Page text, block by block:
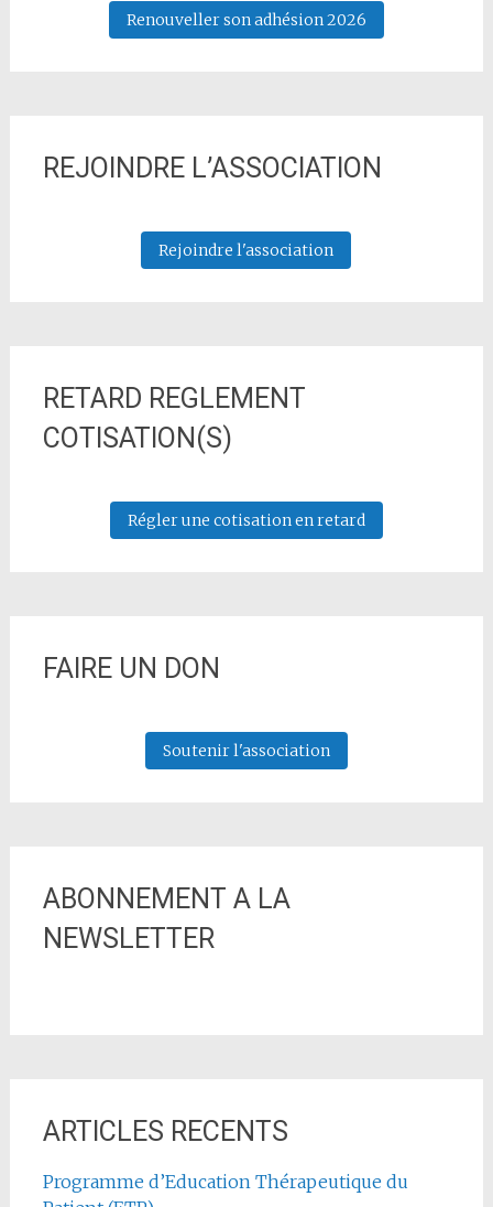
Renouveller son adhésion 2026
REJOINDRE L’ASSOCIATION
Rejoindre l'association
RETARD REGLEMENT
COTISATION(S)
Régler une cotisation en retard
FAIRE UN DON
Soutenir l'association
ABONNEMENT A LA
NEWSLETTER
ARTICLES RECENTS
Programme d’Education Thérapeutique du